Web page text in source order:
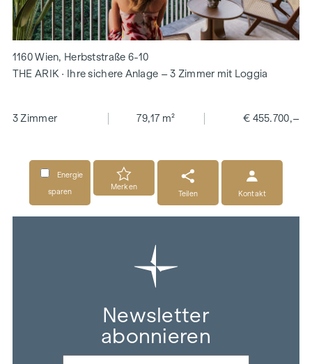
1160 Wien, Herbststraße 6-10
THE ARIK · Ihre sichere Anlage – 3 Zimmer mit Loggia
3 Zimmer 79,17 m² € 455.700,–
Energie
sparen
Merken
Teilen
Kontakt
Newsletter
abonnieren